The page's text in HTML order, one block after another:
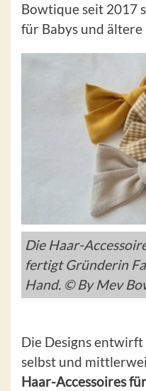
Bowtique seit 2017
für Babys und ältere
Die Haar-
fertigt Gründerin
Hand. © By Mev
Die Designs
selbst und
Haar-Accessoires